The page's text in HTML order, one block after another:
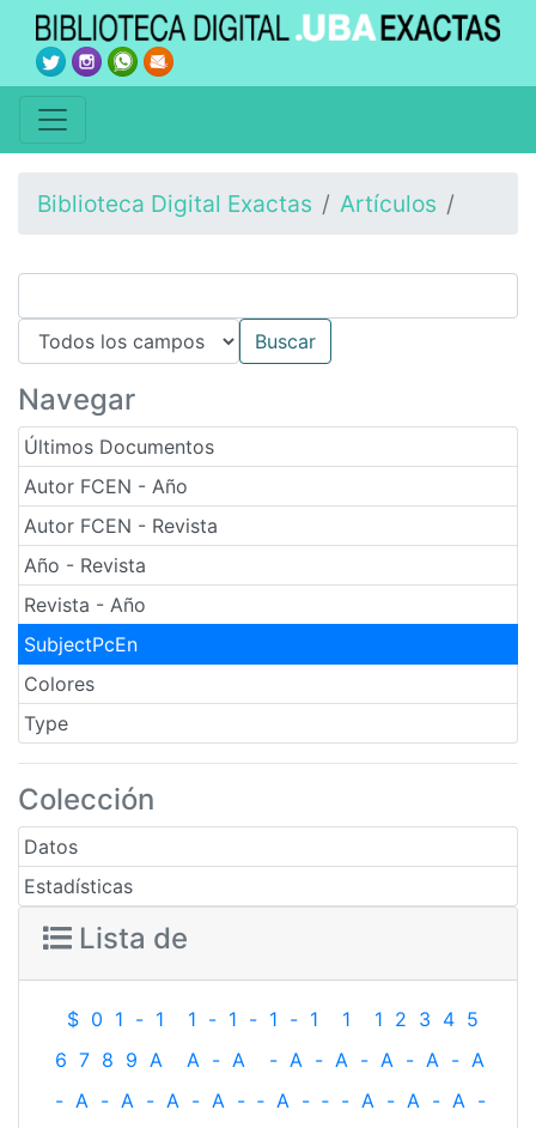
Biblioteca Digital Exactas Artículos
Navegar
Últimos Documentos
Autor FCEN - Año
Autor FCEN - Revista
Año - Revista
Revista - Año
SubjectPcEn
Colores
Type
Colección
Datos
Estadísticas
Lista de
$ 0 1 - 1 1 - 1 - 1 - 1 1 1 2 3 4 5
6 7 8 9 A A - A - A - A - A - A - A
- A - A - A - A - ‐ A - ‐ - A - A - A -